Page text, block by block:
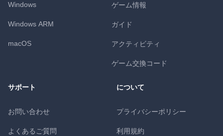
Windows
Windows ARM
macOS
ゲーム情報
ガイド
アクティビティ
ゲーム交換コード
サポート
お問い合わせ
よくあるご質問
について
プライバシーポリシー
利用規約